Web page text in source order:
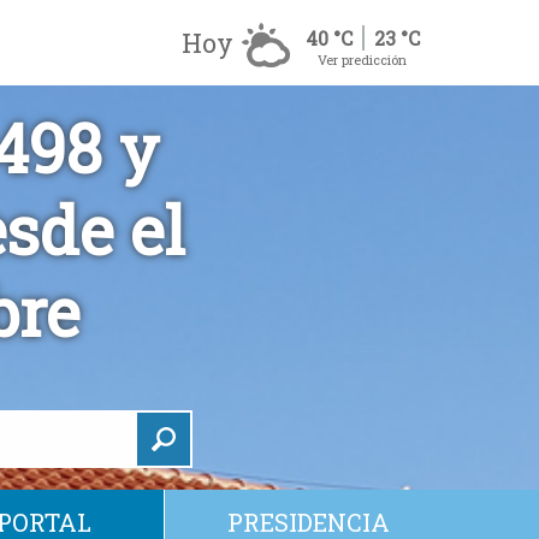
Hoy 40 °C 23 °C
Ver predicción
y
el
PRESIDENCIA